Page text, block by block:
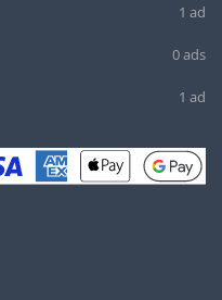
1 ad
0 ads
1 ad